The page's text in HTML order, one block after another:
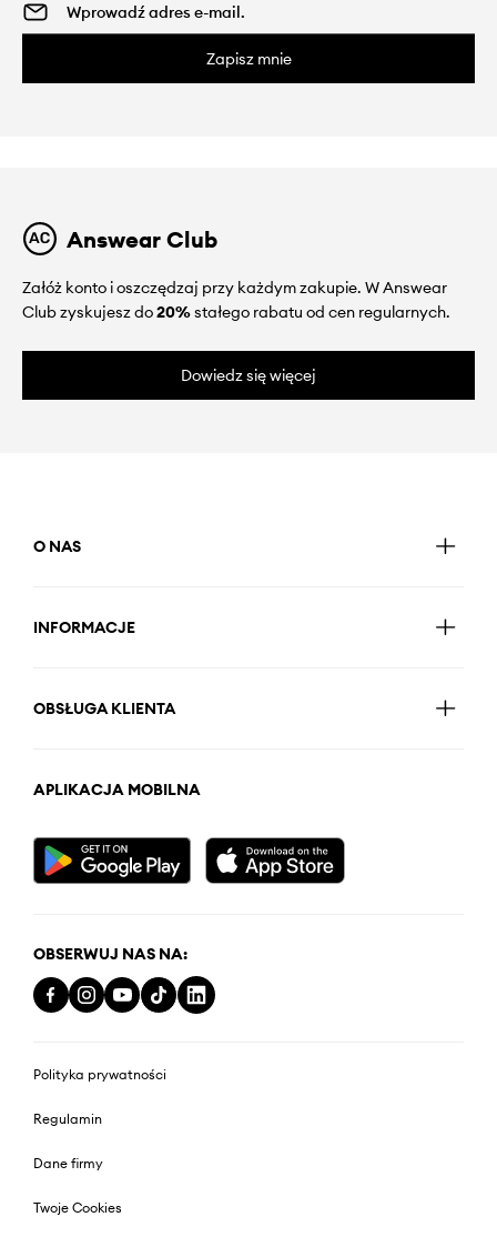
Zapisz mnie
Answear Club
Załóż konto i oszczędzaj przy każdym zakupie. W Answear
Club zyskujesz do20%stałego rabatu od cen regularnych.
Dowiedz się więcej
O NAS
INFORMACJE
OBSŁUGA KLIENTA
APLIKACJA MOBILNA
OBSERWUJ NAS NA:
Polityka prywatności
Regulamin
Dane firmy
Twoje Cookies